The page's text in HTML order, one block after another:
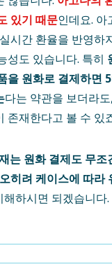
있기 때문인데요. 아
시간 환율을 반영하
성도 있습니다. 특히
을 원화로 결제하면
다는 약관을 보더라
존재한다고 볼 수 있
는 원화 결제도 무조
히려 케이스에 따라
해하시면 되겠습니다.